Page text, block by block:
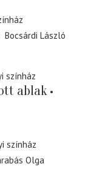
Bocsárdi László
színház
ablak
színház
Olga